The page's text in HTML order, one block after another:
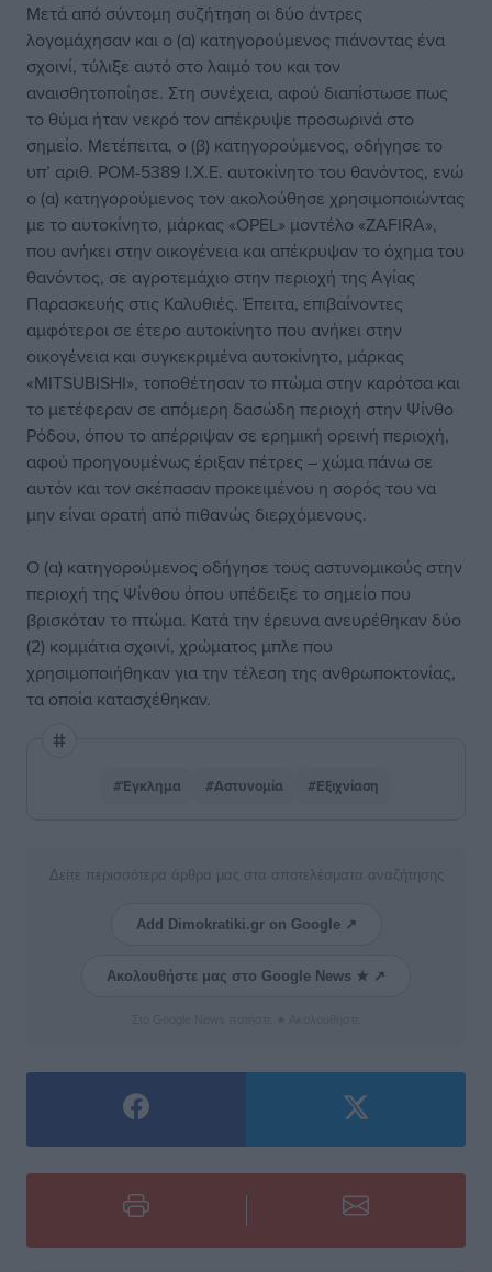
Μετά από σύντομη συζήτηση οι δύο άντρες
λογομάχησαν και ο (α) κατηγορούμενος πιάνοντας ένα
σχοινί, τύλιξε αυτό στο λαιμό του και τον
αναισθητοποίησε. Στη συνέχεια, αφού διαπίστωσε πως
το θύμα ήταν νεκρό τον απέκρυψε προσωρινά στο
σημείο. Μετέπειτα, ο (β) κατηγορούμενος, οδήγησε το
υπ’ αριθ. ΡΟΜ-5389 Ι.Χ.Ε. αυτοκίνητο του θανόντος, ενώ
ο (α) κατηγορούμενος τον ακολούθησε χρησιμοποιώντας
με το αυτοκίνητο, μάρκας «OPEL» μοντέλο «ZAFIRA»,
που ανήκει στην οικογένεια και απέκρυψαν το όχημα του
θανόντος, σε αγροτεμάχιο στην περιοχή της Αγίας
Παρασκευής στις Καλυθιές. Έπειτα, επιβαίνοντες
αμφότεροι σε έτερο αυτοκίνητο που ανήκει στην
οικογένεια και συγκεκριμένα αυτοκίνητο, μάρκας
«MITSUBISHI», τοποθέτησαν το πτώμα στην καρότσα και
το μετέφεραν σε απόμερη δασώδη περιοχή στην Ψίνθο
Ρόδου, όπου το απέρριψαν σε ερημική ορεινή περιοχή,
αφού προηγουμένως έριξαν πέτρες – χώμα πάνω σε
αυτόν και τον σκέπασαν προκειμένου η σορός του να
μην είναι ορατή από πιθανώς διερχόμενους.
Ο (α) κατηγορούμενος οδήγησε τους αστυνομικούς στην
περιοχή της Ψίνθου όπου υπέδειξε το σημείο που
βρισκόταν το πτώμα. Κατά την έρευνα ανευρέθηκαν δύο
(2) κομμάτια σχοινί, χρώματος μπλε που
χρησιμοποιήθηκαν για την τέλεση της ανθρωποκτονίας,
τα οποία κατασχέθηκαν.
#Έγκλημα #Αστυνομία #Εξιχνίαση
Δείτε περισσότερα άρθρα μας στα αποτελέσματα αναζήτησης
Add Dimokratiki.gr on Google ↗
Ακολουθήστε μας στο Google News ★ ↗